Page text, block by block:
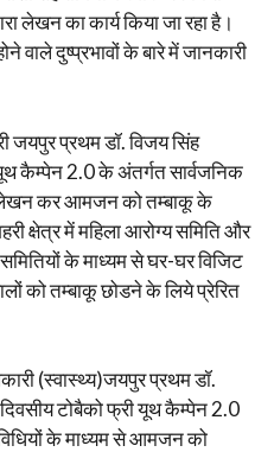
लेखन का कार्य किया जा रहा है।
दुष्प्रभावों के बारे में जानकारी
जयपुर प्रथम डॉ. विजय सिंह
कैम्पेन 2.0 के अंतर्गत सार्वजनिक
लेखन कर आमजन को तम्बाकू के
क्षेत्र में महिला आरोग्य समिति और
के माध्यम से घर-घर विजिट
को तम्बाकू छोडने के लिये प्रेरित
(स्वास्थ्य)जयपुर प्रथम डॉ.
टोबैको फ्री यूथ कैम्पेन 2.0
के माध्यम से आमजन को